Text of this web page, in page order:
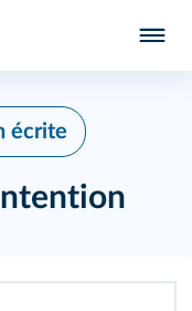
écrite